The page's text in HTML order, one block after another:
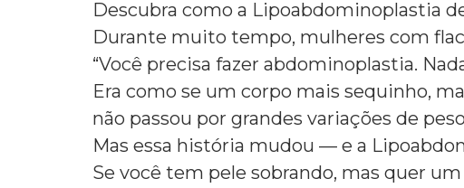
Descubra como a Lipoabdominoplastia
Durante muito tempo, mulheres com
“Você precisa fazer abdominoplastia.
Era como se um corpo mais sequinho,
não passou por grandes variações de
Mas essa história mudou — e a
Se você tem pele sobrando, mas quer